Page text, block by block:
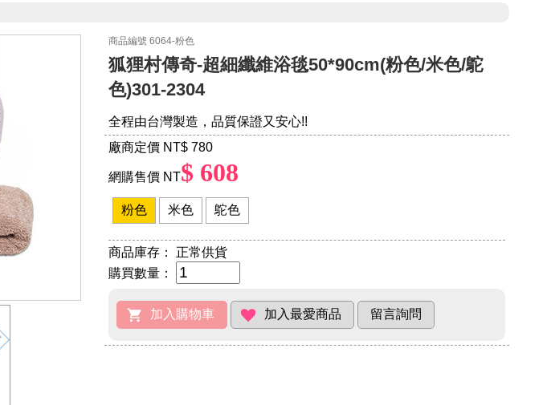
商品編號 6064-粉色
狐狸村傳奇-超細纖維浴毯50*90cm(粉色/米色/鴕
色)301-2304
全程由台灣製造，品質保證又安心!!
廠商定價 NT$ 780
網購售價 NT$ 608
粉色 米色 鴕色
商品庫存：
正常供貨
購買數量：